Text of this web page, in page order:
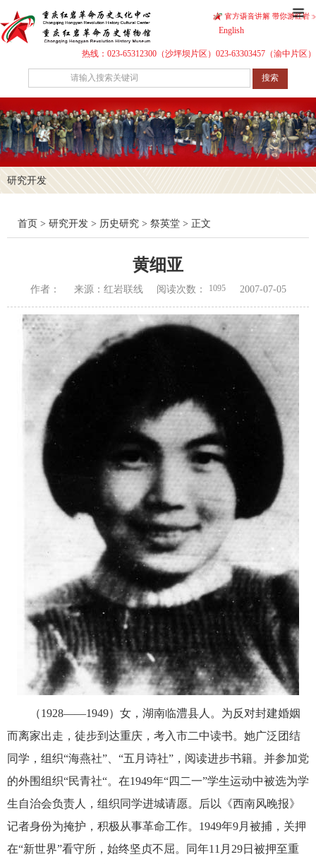
English
热线：023-65312300（沙坪坝片区）023-63303457（渝中片区）
搜索
研究开发
首页 > 研究开发> 历史研究> 祭英堂> 正文
黄细亚
作者： 来源：红岩联线 阅读次数： 1095 2007-07-05
（1928——1949）女，湖南临澧县人。为反对封建婚姻
而离家出走，徒步到达重庆，考入市二中读书。她广泛团结
同学，组织“海燕社”、“五月诗社”，阅读进步书籍。并参加党
的外围组织“民青社“。在1949年“四二一”学生运动中被选为学
生自治会负责人，组织同学进城请愿。后以《西南风晚报》
记者身份为掩护，积极从事革命工作。1949年9月被捕，关押
在“新世界”看守所，始终坚贞不屈。同年11月29日被押至重